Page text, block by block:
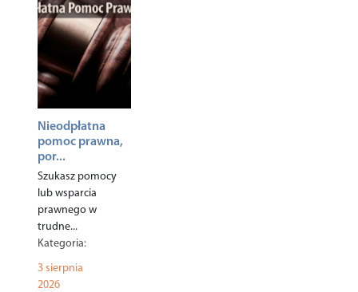
Nieodpłatna
pomoc prawna,
por...
Szukasz pomocy
lub wsparcia
prawnego w
trudne...
Kategoria:
Polecane
3 sierpnia
2026